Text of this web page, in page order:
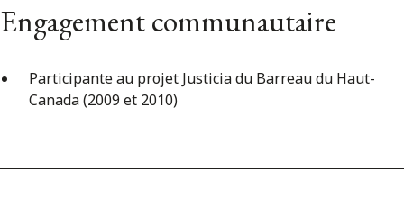
Engagement communautaire
Participante au projet Justicia du Barreau du Haut-
Canada (2009 et 2010)